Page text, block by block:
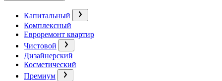
Капитальный
Комплексный
Евроремонт квартир
Чистовой
Дизайнерский
Косметический
Премиум